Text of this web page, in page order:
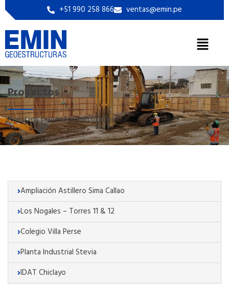
+51 990 258 866 ventas@emin.pe
Proyectos
Nuestros proyectos ejecutados
Ampliación Astillero Sima Callao
Los Nogales – Torres 11 & 12
Colegio Villa Perse
Planta Industrial Stevia
IDAT Chiclayo